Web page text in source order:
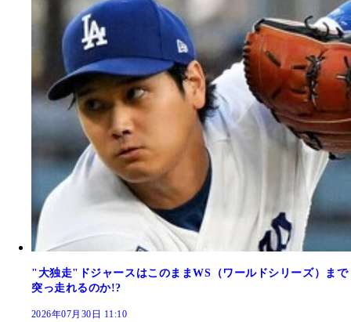
"大独走"ドジャースはこのままWS（ワールドシリーズ）まで
突っ走れるのか!?
2026年07月30日 11:10